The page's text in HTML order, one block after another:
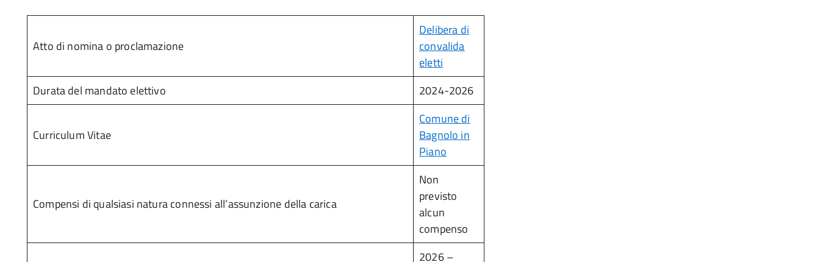
Atto di nomina o proclamazione
Delibera di
convalida
eletti
Durata del mandato elettivo
2024-2026
Curriculum Vitae
Comune di
Bagnolo in
Piano
Compensi di qualsiasi natura connessi all’assunzione della carica
Non
previsto
alcun
compenso
2026 –